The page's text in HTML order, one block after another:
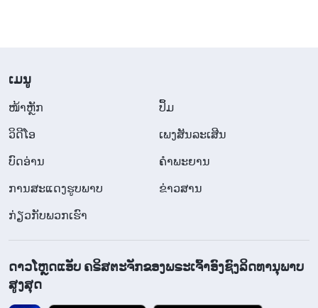
​ເມ​ນູ
​ໜ້າຫຼັກ
ປຶ້ມ
ວິ​ດີ​ໂອ
ເພງສັນລະເສີນ
ບົດອ່ານ
ຄຳພະຍານ
ການສະແດງຮູບພາບ
ຂ່າວສານ
ກ່ຽວກັບພວກເຮົາ
ດາວໂຫຼດແອັບ ຄຣິສຕະຈັກຂອງພຣະເຈົ້າອົງຊົງລິດທານຸພາບ
ສູງສຸດ